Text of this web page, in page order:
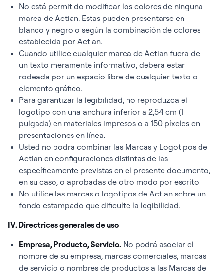
No está permitido modificar los colores de ninguna
marca de Actian. Estas pueden presentarse en
blanco y negro o según la combinación de colores
establecida por Actian.
Cuando utilice cualquier marca de Actian fuera de
un texto meramente informativo, deberá estar
rodeada por un espacio libre de cualquier texto o
elemento gráfico.
Para garantizar la legibilidad, no reproduzca el
logotipo con una anchura inferior a 2,54 cm (1
pulgada) en materiales impresos o a 150 píxeles en
presentaciones en línea.
Usted no podrá combinar las Marcas y Logotipos de
Actian en configuraciones distintas de las
específicamente previstas en el presente documento,
en su caso, o aprobadas de otro modo por escrito.
No utilice las marcas o logotipos de Actian sobre un
fondo estampado que dificulte la legibilidad.
IV. Directrices generales de uso
Empresa, Producto, Servicio. No podrá asociar el
nombre de su empresa, marcas comerciales, marcas
de servicio o nombres de productos a las Marcas de